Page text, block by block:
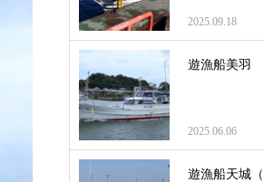
2025.09.18
遊漁船美羽
2025.06.06
遊漁船天城